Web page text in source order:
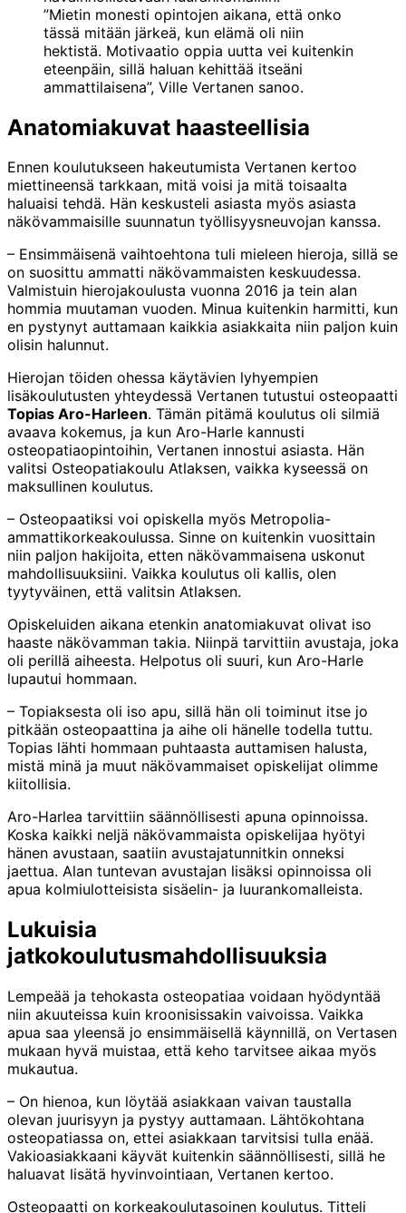
”Mietin monesti opintojen aikana, että onko
tässä mitään järkeä, kun elämä oli niin
hektistä. Motivaatio oppia uutta vei kuitenkin
eteenpäin, sillä haluan kehittää itseäni
ammattilaisena”, Ville Vertanen sanoo.
Anatomiakuvat haasteellisia
Ennen koulutukseen hakeutumista Vertanen kertoo
miettineensä tarkkaan, mitä voisi ja mitä toisaalta
haluaisi tehdä. Hän keskusteli asiasta myös asiasta
näkövammaisille suunnatun työllisyysneuvojan kanssa.
– Ensimmäisenä vaihtoehtona tuli mieleen hieroja, sillä se
on suosittu ammatti näkövammaisten keskuudessa.
Valmistuin hierojakoulusta vuonna 2016 ja tein alan
hommia muutaman vuoden. Minua kuitenkin harmitti, kun
en pystynyt auttamaan kaikkia asiakkaita niin paljon kuin
olisin halunnut.
Hierojan töiden ohessa käytävien lyhyempien
lisäkoulutusten yhteydessä Vertanen tutustui osteopaatti
Topias Aro-Harleen. Tämän pitämä koulutus oli silmiä
avaava kokemus, ja kun Aro-Harle kannusti
osteopatiaopintoihin, Vertanen innostui asiasta. Hän
valitsi Osteopatiakoulu Atlaksen, vaikka kyseessä on
maksullinen koulutus.
– Osteopaatiksi voi opiskella myös Metropolia-
ammattikorkeakoulussa. Sinne on kuitenkin vuosittain
niin paljon hakijoita, etten näkövammaisena uskonut
mahdollisuuksiini. Vaikka koulutus oli kallis, olen
tyytyväinen, että valitsin Atlaksen.
Opiskeluiden aikana etenkin anatomiakuvat olivat iso
haaste näkövamman takia. Niinpä tarvittiin avustaja, joka
oli perillä aiheesta. Helpotus oli suuri, kun Aro-Harle
lupautui hommaan.
– Topiaksesta oli iso apu, sillä hän oli toiminut itse jo
pitkään osteopaattina ja aihe oli hänelle todella tuttu.
Topias lähti hommaan puhtaasta auttamisen halusta,
mistä minä ja muut näkövammaiset opiskelijat olimme
kiitollisia.
Aro-Harlea tarvittiin säännöllisesti apuna opinnoissa.
Koska kaikki neljä näkövammaista opiskelijaa hyötyi
hänen avustaan, saatiin avustajatunnitkin onneksi
jaettua. Alan tuntevan avustajan lisäksi opinnoissa oli
apua kolmiulotteisista sisäelin- ja luurankomalleista.
Lukuisia
jatkokoulutusmahdollisuuksia
Lempeää ja tehokasta osteopatiaa voidaan hyödyntää
niin akuuteissa kuin kroonisissakin vaivoissa. Vaikka
apua saa yleensä jo ensimmäisellä käynnillä, on Vertasen
mukaan hyvä muistaa, että keho tarvitsee aikaa myös
mukautua.
– On hienoa, kun löytää asiakkaan vaivan taustalla
olevan juurisyyn ja pystyy auttamaan. Lähtökohtana
osteopatiassa on, ettei asiakkaan tarvitsisi tulla enää.
Vakioasiakkaani käyvät kuitenkin säännöllisesti, sillä he
haluavat lisätä hyvinvointiaan, Vertanen kertoo.
Osteopaatti on korkeakoulutasoinen koulutus. Titteli